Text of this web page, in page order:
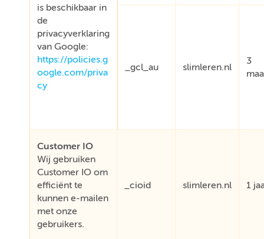
is beschikbaar in
de
privacyverklaring
van Google:
https://policies.g
oogle.com/priva
cy
_gcl_au slimleren.nl
3
Customer IO
Wij gebruiken
Customer IO om
efficiënt te
kunnen e-mailen
met onze
gebruikers.
_cioid slimleren.nl 1